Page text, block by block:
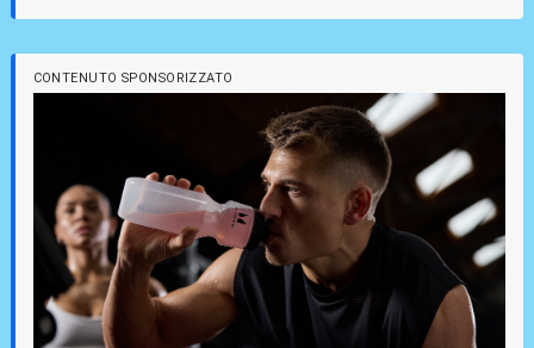
CONTENUTO SPONSORIZZATO